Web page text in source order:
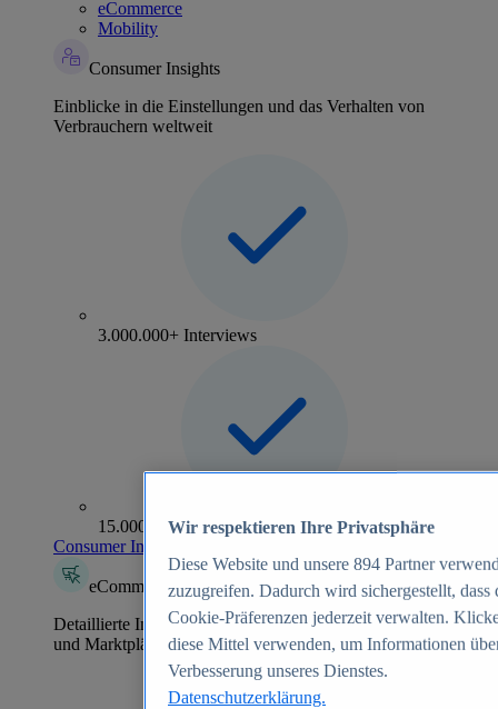
eCommerce
Mobility
Consumer Insights
Einblicke in die Einstellungen und das Verhalten von
Verbrauchern weltweit
3.000.000+ Interviews
15.000+ Marken
Consumer Insights entdecken
eCommerce Insights
Detaillierte Informationen zu mehr als 39.000 Online-Shops
und Marktplätzen
Wir respektieren Ihre Privatsphäre
Diese Website und unsere 894 Partner
zuzugreifen. Dadurch wird sichergestellt,
Cookie-Präferenzen jederzeit verwalten.
diese Mittel verwenden, um Informationen
Verbesserung unseres Dienstes.
Datenschutzerklärung.